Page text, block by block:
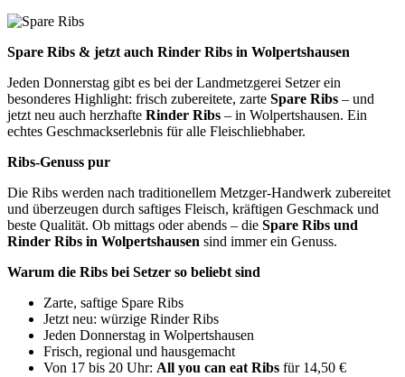
Spare Ribs & jetzt auch Rinder Ribs in Wolpertshausen
Jeden Donnerstag gibt es bei der Landmetzgerei Setzer ein
besonderes Highlight: frisch zubereitete, zarte Spare Ribs – und
jetzt neu auch herzhafte Rinder Ribs – in Wolpertshausen. Ein
echtes Geschmackserlebnis für alle Fleischliebhaber.
Ribs-Genuss pur
Die Ribs werden nach traditionellem Metzger-Handwerk zubereitet
und überzeugen durch saftiges Fleisch, kräftigen Geschmack und
beste Qualität. Ob mittags oder abends – die Spare Ribs und
Rinder Ribs in Wolpertshausen sind immer ein Genuss.
Warum die Ribs bei Setzer so beliebt sind
Zarte, saftige Spare Ribs
Jetzt neu: würzige Rinder Ribs
Jeden Donnerstag in Wolpertshausen
Frisch, regional und hausgemacht
Von 17 bis 20 Uhr: All you can eat Ribs für 14,50 €